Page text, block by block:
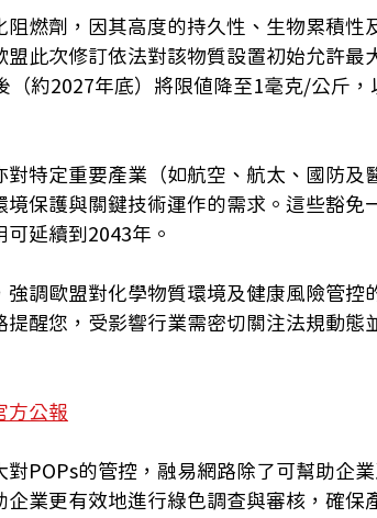
阻燃劑，因其高度的持久性、生物累積性
盟此次修訂依法對該物質設置初始允許最
（約2027年底）將限值降至1毫克/公斤
對特定重要產業（如航空、航太、國防及
境保護與關鍵技術運作的需求。這些豁免
延續到2043年。
強調歐盟對化學物質環境及健康風險管控
提醒您，受影響行業需密切關注法規動態
方公報
對POPs的管控，融易網路除了可幫助企
企業更有效地進行綠色調查與審核，確保